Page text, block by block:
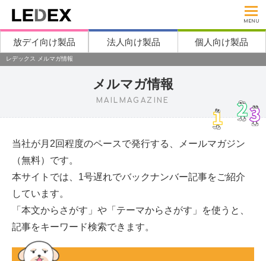
MENU
放デイ向け製品 法人向け製品 個人向け製品
レデックス メルマガ情報
メルマガ情報
MAILMAGAZINE
当社が月2回程度のペースで発行する、メールマガジン
（無料）です。
本サイトでは、1号遅れでバックナンバー記事をご紹介
しています。
「本文からさがす」や「テーマからさがす」を使うと、
記事をキーワード検索できます。